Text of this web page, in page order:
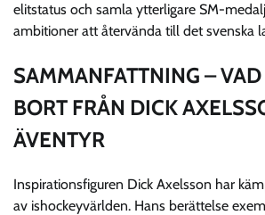
elitstatus och samla ytterligare SM-
ambitioner att återvända till det svenska
SAMMANFATTNING – VAD
BORT FRÅN DICK
ÄVENTYR
Inspirationsfiguren Dick Axelsson har
av ishockeyvärlden. Hans berättelse